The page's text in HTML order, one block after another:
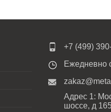
+7 (499)
Ежедневно
Адрес 1:
шоссе, д